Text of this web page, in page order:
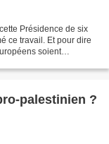
Présidence de six
ce travail. Et pour dire
soient
palestinien ?